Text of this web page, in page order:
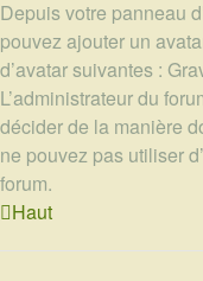
Depuis votre panneau
pouvez ajouter un
d’avatar suivantes :
L’administrateur du
décider de la manière
ne pouvez pas utiliser
forum.
Haut